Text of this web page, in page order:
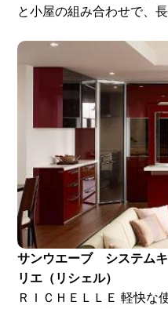
と小屋の組み合わせで、
サンウエーブ システム
リエ（リシェル）
ＲＩＣＨＥＬＬＥ 軽快な